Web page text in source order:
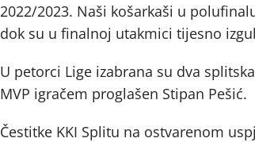
2022/2023. Naši košarkaši u
dok su u finalnoj utakmici tijesno
U petorci Lige izabrana su dva
MVP igračem proglašen Stipan Pešić.
Čestitke KKI Splitu na ostvarenom